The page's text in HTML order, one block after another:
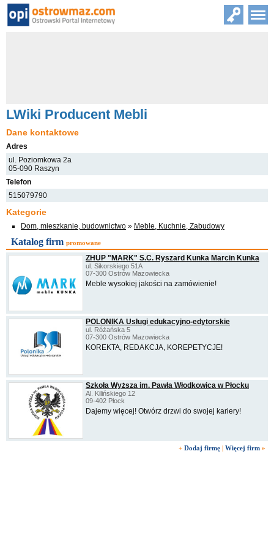
LWiki Producent Mebli
Dane kontaktowe
Adres
ul. Poziomkowa 2a
05-090 Raszyn
Telefon
515079790
Kategorie
Dom, mieszkanie, budownictwo » Meble, Kuchnie, Zabudowy
Katalog firm promowane
ZHUP "MARK" S.C. Ryszard Kunka Marcin Kunka
ul. Sikorskiego 51A
07-300 Ostrów Mazowiecka
Meble wysokiej jakości na zamówienie!
POLONIKA Usługi edukacyjno-edytorskie
ul. Różańska 5
07-300 Ostrów Mazowiecka
KOREKTA, REDAKCJA, KOREPETYCJE!
Szkoła Wyższa im. Pawła Włodkowica w Płocku
Al. Kilińskiego 12
09-402 Płock
Dajemy więcej! Otwórz drzwi do swojej kariery!
+ Dodaj firmę | Więcej firm »